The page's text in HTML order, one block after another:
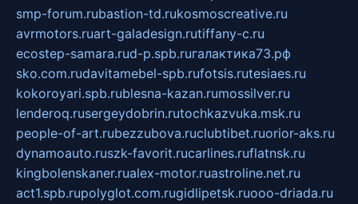
smp-forum.rubastion-td.rukosmoscreative.ru
avrmotors.ruart-galadesign.rutiffany-c.ru
ecostep-samara.rud-p.spb.ruгалактика73.рф
sko.com.rudavitamebel-spb.rufotsis.rutesiaes.ru
kokoroyari.spb.rublesna-kazan.rumossilver.ru
lenderoq.rusergeydobrin.rutochkazvuka.msk.ru
people-of-art.rubezzubova.ruclubtibet.ruorior-aks.ru
dynamoauto.ruszk-favorit.rucarlines.ruflatnsk.ru
kingbolenskaner.rualex-motor.ruastroline.net.ru
act1.spb.rupolyglot.com.rugidlipetsk.ruooo-driada.ru